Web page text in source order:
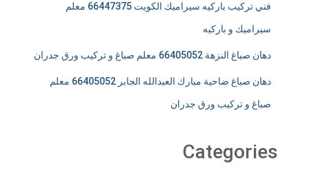
فني تركيب باركيه سيراميك الكويت 66447375 معلم
سيراميك و باركيه
دهان صباغ النزهة 66405052 معلم صباغ و تركيب ورق جدران
دهان صباغ ضاحية مبارك العبدالله الجابر 66405052 معلم
صباغ و تركيب ورق جدران
Categories